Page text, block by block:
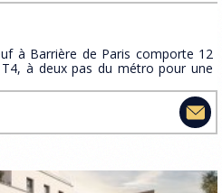
à Barrière de Paris comporte 12
à deux pas du métro pour une